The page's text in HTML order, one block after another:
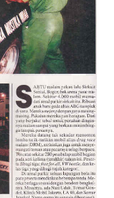
child
menu